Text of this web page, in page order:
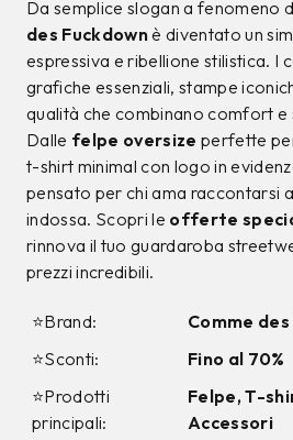
Da semplice slogan a fenomeno
des Fuckdownè diventato un
espressiva e ribellione stilistica. I
grafiche essenziali, stampe
qualità che combinano comfort
Dalle felpe oversize perfette
t-shirt minimal con logo in
pensato per chi ama raccontarsi
indossa. Scopri le offerte
rinnova il tuo guardaroba
prezzi incredibili.
⭐Brand:
Comme
⭐Sconti:
Fino al 70%
⭐Prodotti
principali:
Felpe, T-
Accessori